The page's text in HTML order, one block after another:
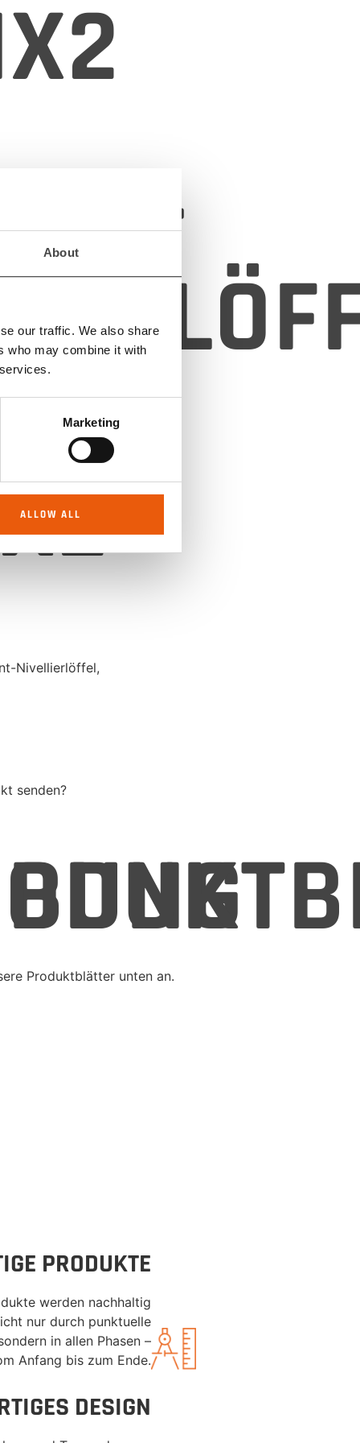
About
our traffic. We also share
who may combine it with
Marketing
ALLOW ALL
–
Nivellierlöffel,
senden?
Produktblätter unten an.
PRODUKTE
werden nachhaltig
nur durch punktuelle
in allen Phasen –
Anfang bis zum Ende.
DESIGN